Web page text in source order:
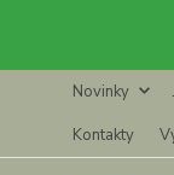
Novinky
Kontakty